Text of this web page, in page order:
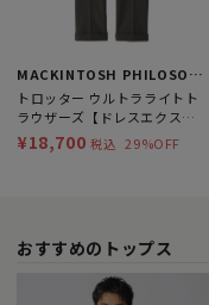
MACKINTOSH PHILOSOPHY
トロッター ウルトラライトト
ラウザーズ【ドレスエクステ
ンション】 サッカーストレッ
チ
¥18,700 税込 29%OFF
おすすめのトップス